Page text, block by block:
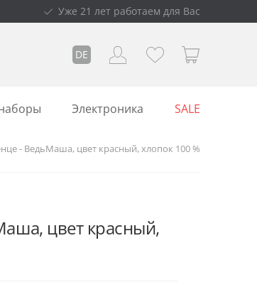
Уже 21 лет работаем для Вас
DE
Электроника SALE
- ВедьМаша, цвет красный, хлопок 100 %
цвет красный,